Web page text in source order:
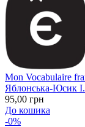
Mon Vocabulaire
Яблонська-Юсик І.
95,00 грн
До кошика
-0%